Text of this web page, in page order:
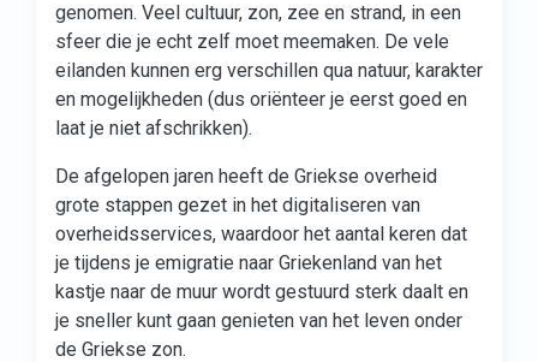
genomen. Veel cultuur, zon, zee en strand, in een
sfeer die je echt zelf moet meemaken. De vele
eilanden kunnen erg verschillen qua natuur, karakter
en mogelijkheden (dus oriënteer je eerst goed en
laat je niet afschrikken).
De afgelopen jaren heeft de Griekse overheid
grote stappen gezet in het digitaliseren van
overheidsservices, waardoor het aantal keren dat
je tijdens je emigratie naar Griekenland van het
kastje naar de muur wordt gestuurd sterk daalt en
je sneller kunt gaan genieten van het leven onder
de Griekse zon.